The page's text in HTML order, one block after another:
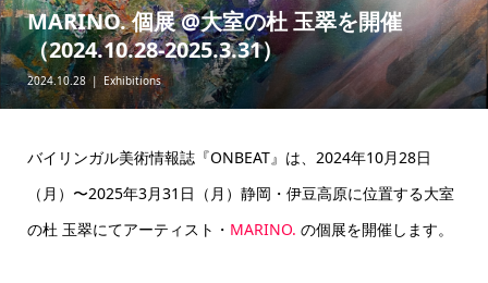
MARINO. 個展 @大室の杜 玉翠を開催
（2024.10.28-2025.3.31）
2024.10.28 Exhibitions
バイリンガル美術情報誌『ONBEAT』は、2024年10月28日
（月）〜2025年3月31日（月）静岡・伊豆高原に位置する大室
の杜 玉翠にてアーティスト・ MARINO. の個展を開催します。